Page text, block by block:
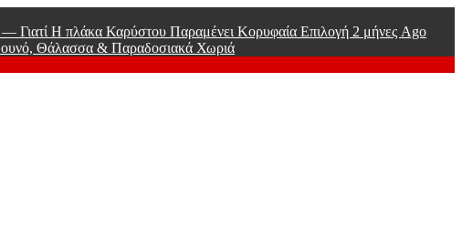
Γιατί Η πλάκα Καρύστου Παραμένει Κορυφαία Επιλογή 2 μήνες Ago
Θάλασσα & Παραδοσιακά Χωριά